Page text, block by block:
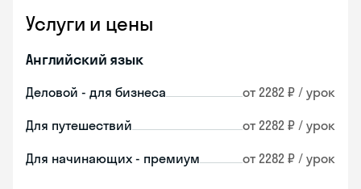
Услуги и цены
Английский язык
Деловой - для бизнеса от 2282 ₽ / урок
Для путешествий от 2282 ₽ / урок
Для начинающих - премиум от 2282 ₽ / урок